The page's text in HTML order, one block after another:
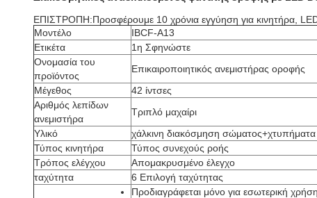
ΕΠΙΣΤΡΟΠΗ:Προσφέρουμε 10 χρόνια εγγύηση για κινητήρα, LED
Μοντέλο
IBCF-A13
Ετικέτα
1η Σφηνώστε
Ονομασία του
προϊόντος
Επικαιροποιητικός ανεμιστήρας οροφής
Μέγεθος
42 ίντσες
Αριθμός λεπίδων
ανεμιστήρα
Τριπλό μαχαίρι
Υλικό
χάλκινη διακόσμηση
Τύπος κινητήρα
Τύπος συνεχούς ροής
Τρόπος ελέγχου
Απομακρυσμένο έλεγχο
ταχύτητα
6 Επιλογή ταχύτητας
Προδιαγράφεται μόνο για εσωτερική χρήση